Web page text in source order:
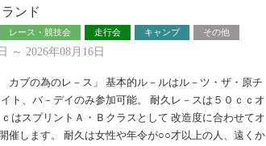
ンド
レース・競技会 走行会 キャンプ その他
～ 2026年08月16日
ブの為のレ－ス」 基本的ル－ルはル－ツ・ザ・原チ
ト、バ－デイのみ参加可能。 耐久レ－スは５０ｃｃオ
はスプリントＡ・Ｂクラスとして 改造度に合わせてオ
催します。 耐久は女性や年令が○○才以上の人、遠くか